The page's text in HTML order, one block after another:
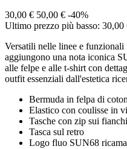
30,00 € 50,00 € -40%
Ultimo prezzo più basso: 30,00
Versatili nelle linee e
aggiungono una nota iconica
alle felpe e alle t-shirt con
outfit essenziali dall'estetica
Bermuda in felpa di
Elastico con coulisse in
Tasche con zip sui fianchi
Tasca sul retro
Logo fluo SUN68